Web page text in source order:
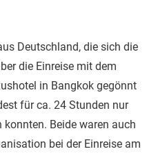
Deutschland, die sich die
die Einreise mit dem
in Bangkok gegönnt
für ca. 24 Stunden nur
Beide waren auch
bei der Einreise am